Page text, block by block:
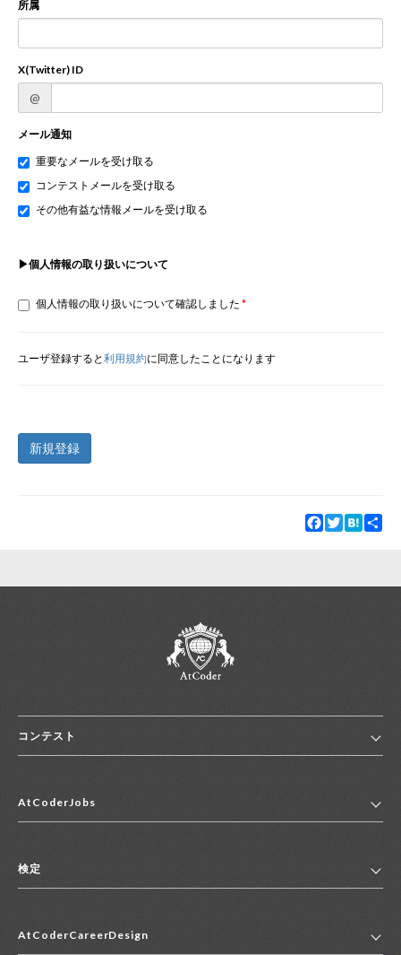
所属
X(Twitter) ID
@
メール通知
重要なメールを受け取る
コンテストメールを受け取る
その他有益な情報メールを受け取る
▶個人情報の取り扱いについて
個人情報の取り扱いについて確認しました
ユーザ登録すると利用規約に同意したことになります
新規登録
Facebook
TwitterHatena
コンテスト
コンテスト一覧
便利リンク集
AtCoderJobs
2027年新卒採用求人一覧
中途採用求人一覧
検定
マイページ
AtCoderCareerDesign